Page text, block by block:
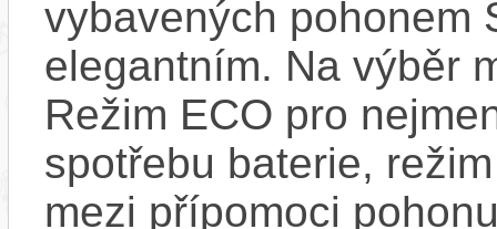
vybavených pohonem
elegantním. Na výběr
Režim ECO pro
spotřebu baterie,
mezi přípomoci